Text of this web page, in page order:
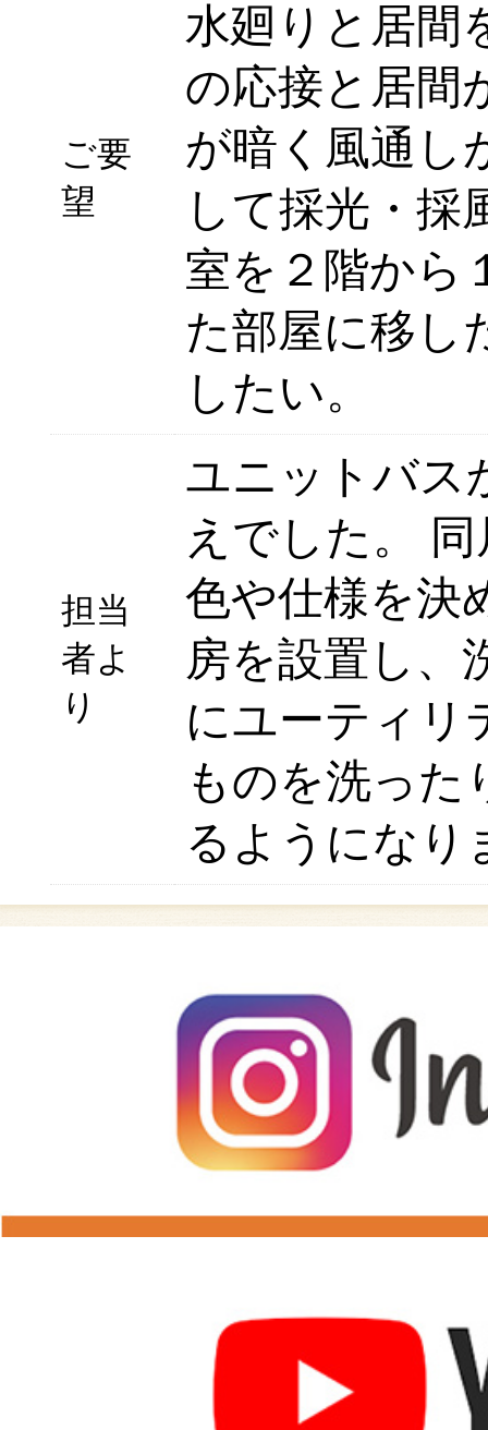
ご要
望
水廻りと居間
の応接と居間
が暗く風通し
して採光・採
室を２階から
た部屋に移し
したい。
担当
者よ
り
ユニットバス
えでした。
色や仕様を決
房を設置し、
にユーティリ
ものを洗った
るようになり